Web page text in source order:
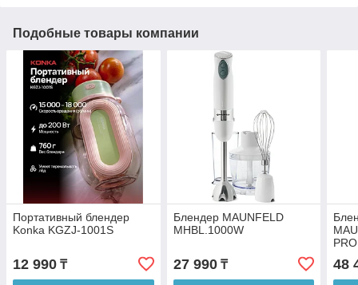
Подобные товары компании
Портативный блендер
Konka KGZJ-1001S
12 990 ₸
Блендер MAUNFELD
MHBL.1000W
27 990₸
PRO
48